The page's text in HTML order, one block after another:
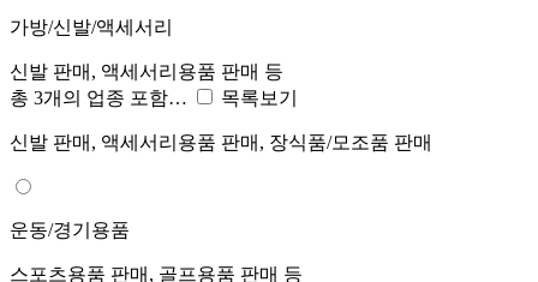
가방/신발/액세서리
신발 판매, 액세서리용품 판매 등
총 3개의 업종 포함…
목록보기
신발 판매, 액세서리용품 판매, 장식품/모조품 판매
운동/경기용품
스포츠용품 판매, 골프용품 판매 등